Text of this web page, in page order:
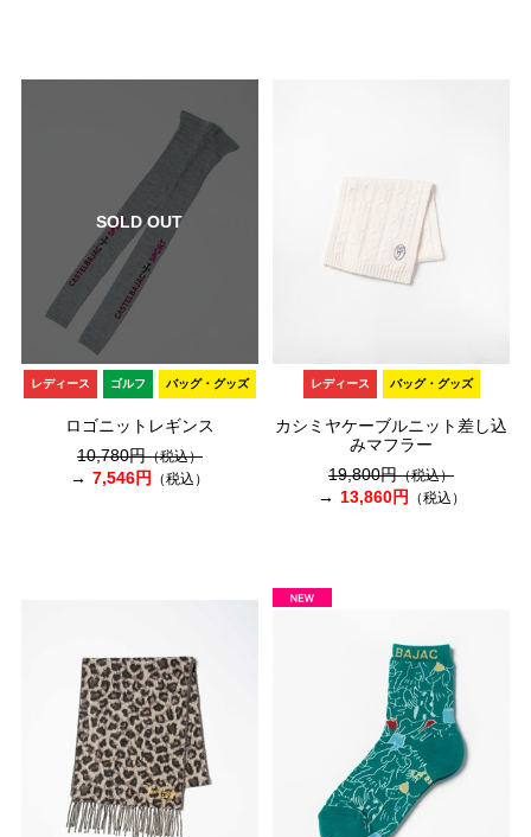
SOLD OUT
レディース ゴルフ バッグ・グッズ
ロゴニットレギンス
10,780円（税込）
7,546円 （税込）
レディース バッグ・グッズ
カシミヤケーブルニット差し込
みマフラー
19,800円（税込）
13,860円 （税込）